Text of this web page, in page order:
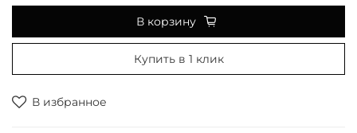
В избранное
В корзину
Купить в 1 клик